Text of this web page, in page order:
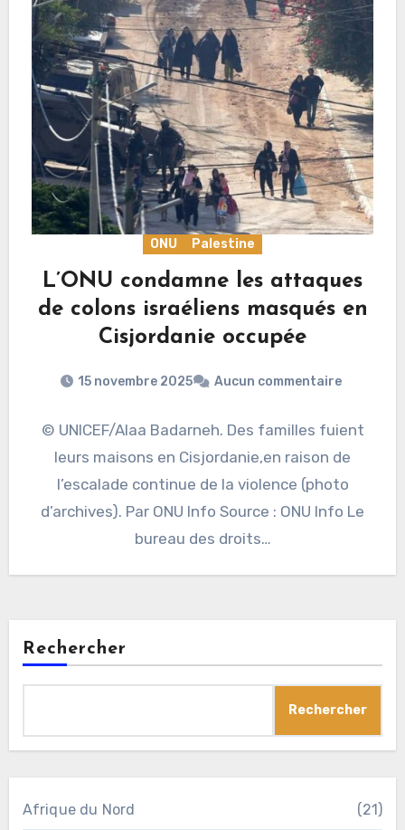
ONU Palestine
L’ONU condamne les attaques
de colons israéliens masqués en
Cisjordanie occupée
15 novembre 2025 Aucun commentaire
© UNICEF/Alaa Badarneh. Des familles fuient
leurs maisons en Cisjordanie,en raison de
l’escalade continue de la violence (photo
d’archives). Par ONU Info Source : ONU Info Le
bureau des droits…
Rechercher
Rechercher
Afrique du Nord (21)